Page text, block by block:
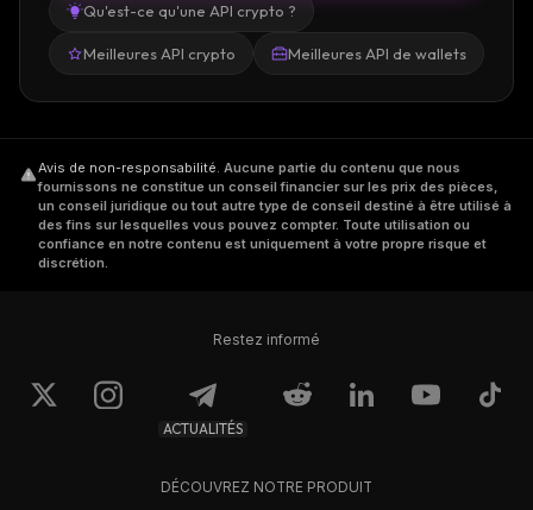
Qu'est-ce qu'une API crypto ?
Meilleures API crypto Meilleures API de wallets
Avis de non-responsabilité. Aucune partie du contenu que nous
fournissons ne constitue un conseil financier sur les prix des pièces,
un conseil juridique ou tout autre type de conseil destiné à être utilisé à
des fins sur lesquelles vous pouvez compter. Toute utilisation ou
confiance en notre contenu est uniquement à votre propre risque et
discrétion.
Restez informé
ACTUALITÉS
DÉCOUVREZ NOTRE PRODUIT